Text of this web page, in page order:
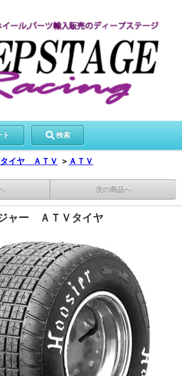
ト 検索
タイヤ ＡＴＶ ＞ ＡＴＶ
次の商品へ
ャー ＡＴＶタイヤ